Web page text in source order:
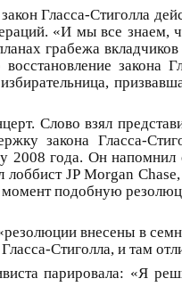
Гласса-Стиголла
«И мы все знаем,
грабежа
восстановление
Слово взял
закона Гласса-
2008 года. Он напомнил
лоббист JP Morgan
подобную
внесены в
Стиголла, и там
парировала: «Я